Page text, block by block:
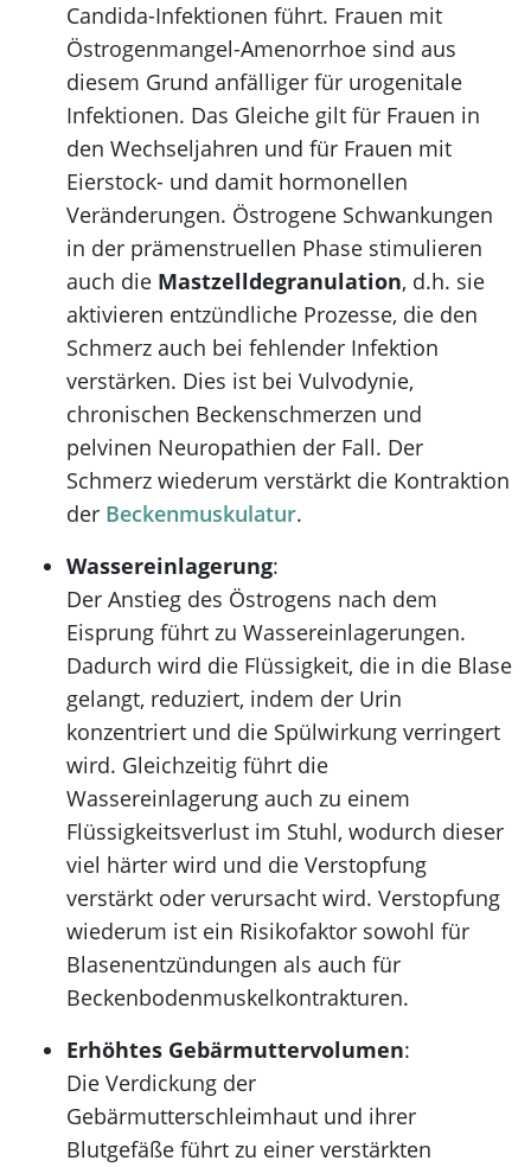
Candida-Infektionen führt. Frauen mit
Östrogenmangel-Amenorrhoe sind aus
diesem Grund anfälliger für urogenitale
Infektionen. Das Gleiche gilt für Frauen in
den Wechseljahren und für Frauen mit
Eierstock- und damit hormonellen
Veränderungen. Östrogene Schwankungen
in der prämenstruellen Phase stimulieren
auch die Mastzelldegranulation, d.h. sie
aktivieren entzündliche Prozesse, die den
Schmerz auch bei fehlender Infektion
verstärken. Dies ist bei Vulvodynie,
chronischen Beckenschmerzen und
pelvinen Neuropathien der Fall. Der
Schmerz wiederum verstärkt die Kontraktion
der Beckenmuskulatur.
Wassereinlagerung:
Der Anstieg des Östrogens nach dem
Eisprung führt zu Wassereinlagerungen.
Dadurch wird die Flüssigkeit, die in die Blase
gelangt, reduziert, indem der Urin
konzentriert und die Spülwirkung verringert
wird. Gleichzeitig führt die
Wassereinlagerung auch zu einem
Flüssigkeitsverlust im Stuhl, wodurch dieser
viel härter wird und die Verstopfung
verstärkt oder verursacht wird. Verstopfung
wiederum ist ein Risikofaktor sowohl für
Blasenentzündungen als auch für
Beckenbodenmuskelkontrakturen.
Erhöhtes Gebärmuttervolumen:
Die Verdickung der
Gebärmutterschleimhaut und ihrer
Blutgefäße führt zu einer verstärkten